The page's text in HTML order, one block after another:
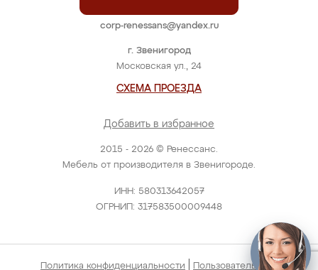
2015 - 2026 © Ренессанс.
Мебель от производителя в Звенигороде.
ИНН: 580313642057
ОГРНИП: 317583500009448
г. Звенигород
Московская ул., 24
СХЕМА ПРОЕЗДА
Добавить в избранное
corp-renessans@yandex.ru
Политика конфиденциальности Пользовательское